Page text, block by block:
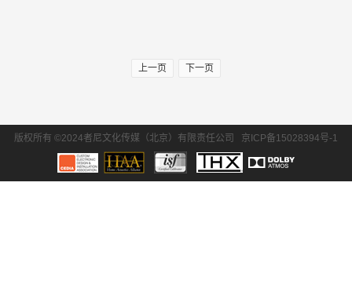
上一页 下一页
版权所有 ©2024者尼文化传媒（北京）有限责任公司 京ICP备15028394号-1